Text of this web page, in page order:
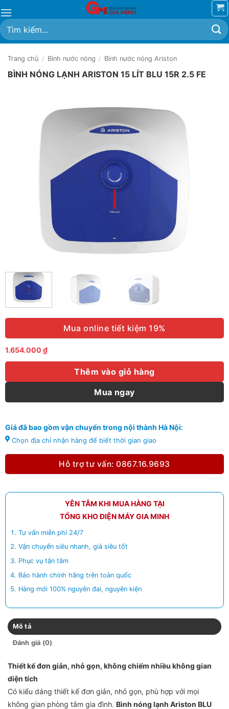
qua
nội
dung
Tìm
kiếm:
Trang chủ / Bình nước nóng / Bình nước nóng Ariston
BÌNH NÓNG LẠNH ARISTON 15 LÍT BLU 15R 2.5 FE
Mua online tiết kiệm 19%
1.654.000 ₫
Thêm vào giỏ hàng
Mua ngay
Giá đã bao gồm vận chuyển trong nội thành Hà Nội:
Chọn địa chỉ nhận hàng để biết thời gian giao
Hỗ trợ tư vấn: 0867.16.9693
YÊN TÂM KHI MUA HÀNG TẠI
TỔNG KHO ĐIỆN MÁY GIA MINH
Tư vấn miễn phí 24/7
Vận chuyển siêu nhanh, giá siêu tốt
Phục vụ tận tâm
Bảo hành chính hãng trên toàn quốc
Hàng mới 100% nguyên đai, nguyên kiện
Mô tả
Đánh giá (0)
Thiết kế đơn giản, nhỏ gọn, không chiếm nhiều không gian
diện tích
Có kiểu dáng thiết kế đơn giản, nhỏ gọn, phù hợp với mọi
không gian phòng tắm gia đình. Bình nóng lạnh Ariston BLU